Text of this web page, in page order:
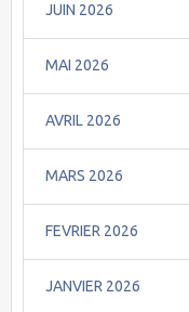
JUIN 2026
MAI 2026
AVRIL 2026
MARS 2026
FEVRIER 2026
JANVIER 2026